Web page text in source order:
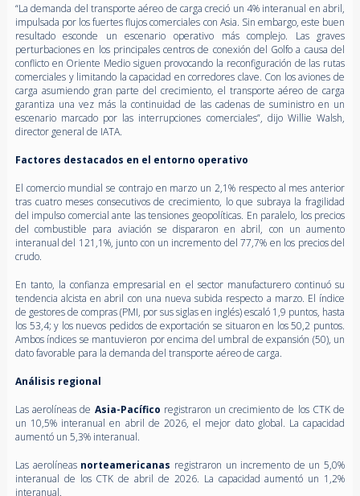
“La demanda del transporte aéreo de carga creció un 4% interanual en abril,
impulsada por los fuertes flujos comerciales con Asia. Sin embargo, este buen
resultado esconde un escenario operativo más complejo. Las graves
perturbaciones en los principales centros de conexión del Golfo a causa del
conflicto en Oriente Medio siguen provocando la reconfiguración de las rutas
comerciales y limitando la capacidad en corredores clave. Con los aviones de
carga asumiendo gran parte del crecimiento, el transporte aéreo de carga
garantiza una vez más la continuidad de las cadenas de suministro en un
escenario marcado por las interrupciones comerciales”, dijo Willie Walsh,
director general de IATA.
Factores destacados en el entorno operativo
El comercio mundial se contrajo en marzo un 2,1% respecto al mes anterior
tras cuatro meses consecutivos de crecimiento, lo que subraya la fragilidad
del impulso comercial ante las tensiones geopolíticas. En paralelo, los precios
del combustible para aviación se dispararon en abril, con un aumento
interanual del 121,1%, junto con un incremento del 77,7% en los precios del
crudo.
En tanto, la confianza empresarial en el sector manufacturero continuó su
tendencia alcista en abril con una nueva subida respecto a marzo. El índice
de gestores de compras (PMI, por sus siglas en inglés) escaló 1,9 puntos, hasta
los 53,4; y los nuevos pedidos de exportación se situaron en los 50,2 puntos.
Ambos índices se mantuvieron por encima del umbral de expansión (50), un
dato favorable para la demanda del transporte aéreo de carga.
Análisis regional
Las aerolíneas de Asia-Pacífico registraron un crecimiento de los CTK de
un 10,5% interanual en abril de 2026, el mejor dato global. La capacidad
aumentó un 5,3% interanual.
Las aerolíneas norteamericanas registraron un incremento de un 5,0%
interanual de los CTK de abril de 2026. La capacidad aumentó un 1,2%
interanual.